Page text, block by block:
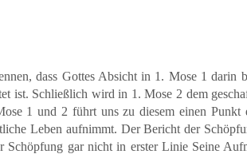
dass Gottes Absicht in 1. Mose 1 darin
ist. Schließlich wird in 1. Mose 2 dem
1 und 2 führt uns zu diesem einen Punkt
Leben aufnimmt. Der Bericht der
gar nicht in erster Linie Seine